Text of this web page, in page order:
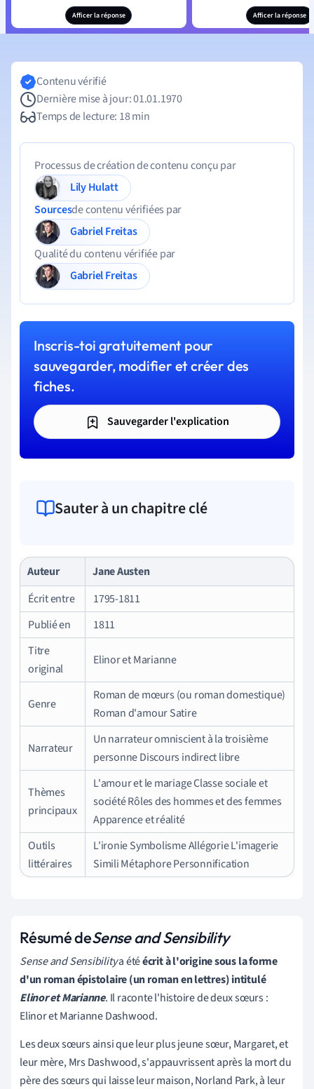
Afficer la réponse Afficer la réponse
Contenu vérifié
Dernière mise à jour: 01.01.1970
Temps de lecture: 18 min
Processus de création de contenu conçu par
Lily Hulatt
Sourcesde contenu vérifiées par
Gabriel Freitas
Qualité du contenu vérifiée par
Gabriel Freitas
Inscris-toi gratuitement pour
sauvegarder, modifier et créer des
fiches.
Sauvegarder l'explication
Sauter à un chapitre clé
Auteur
Jane Austen
Écrit entre
1795-1811
Publié en
1811
Titre
original
Elinor et Marianne
Genre
Roman de mœurs (ou roman domestique)
Roman d'amour Satire
Narrateur
Un narrateur omniscient à la troisième
personne Discours indirect libre
Thèmes
principaux
L'amour et le mariage Classe sociale et
société Rôles des hommes et des femmes
Apparence et réalité
Outils
littéraires
L'ironie Symbolisme Allégorie L'imagerie
Simili Métaphore Personnification
Résumé deSense and Sensibility
Sense and Sensibilitya étéécrit à l'origine sous la forme
d'un roman épistolaire (un roman en lettres) intitulé
Elinor et Marianne. Il raconte l'histoire de deux sœurs :
Elinor et Marianne Dashwood.
Les deux sœurs ainsi que leur plus jeune sœur, Margaret, et
leur mère, Mrs Dashwood, s'appauvrissent après la mort du
père des sœurs qui laisse leur maison, Norland Park, à leur